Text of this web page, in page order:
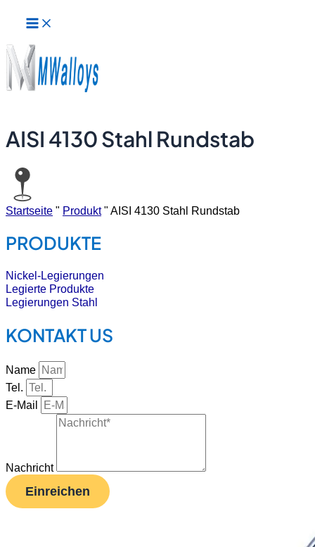
Inhalt
springen
AISI 4130 Stahl Rundstab
Startseite " Produkt" AISI 4130 Stahl Rundstab
PRODUKTE
Nickel-Legierungen
Legierte Produkte
Legierungen Stahl
KONTAKT US
Name
Tel.
E-Mail
Nachricht
Einreichen